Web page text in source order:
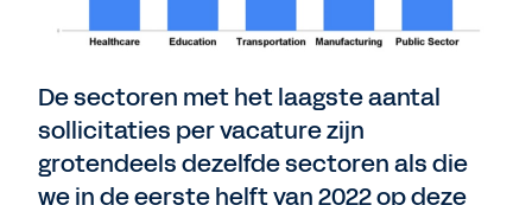
De sectoren met het laagste aantal
sollicitaties per vacature zijn
grotendeels dezelfde sectoren als die
we in de eerste helft van 2022 op deze